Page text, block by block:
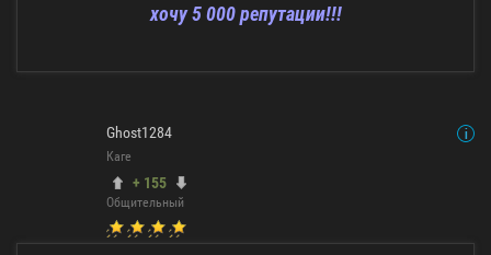
хочу 5 000 репутации!!!
Ghost1284
Каге
+ 155
Общительный